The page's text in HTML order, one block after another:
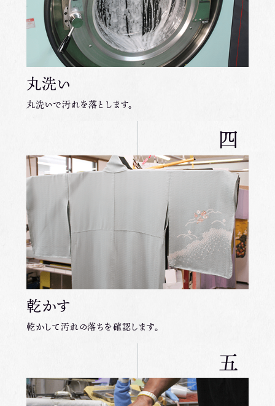
丸洗い
丸洗いで汚れを落とします。
四
乾かす
乾かして汚れの落ちを確認します。
五